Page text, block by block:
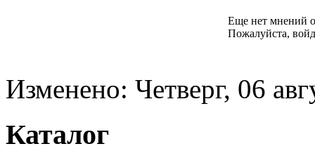
Еще нет мнений
Пожалуйста,
Изменено: Четверг, 06
Каталог